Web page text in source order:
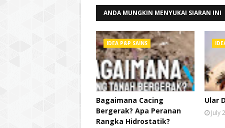
ANDA MUNGKIN MENYUKAI SIARAN INI
IDEA P&P SAINS
Bagaimana Cacing
Bergerak? Apa Peranan
Rangka Hidrostatik?
Ular
July